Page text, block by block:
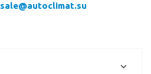
sale@autoclimat.su